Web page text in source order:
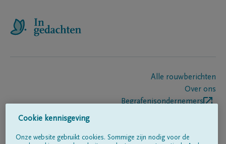
Alle rouwberichten
Over ons
Begrafenisondernemers
Cookie kennisgeving
Onze website gebruikt cookies. Sommige zijn nodig voor de